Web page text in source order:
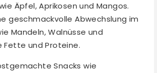
Äpfel, Aprikosen und Mangos.
geschmackvolle Abwechslung im
Mandeln, Walnüsse und
Fette und Proteine.
Snacks wie